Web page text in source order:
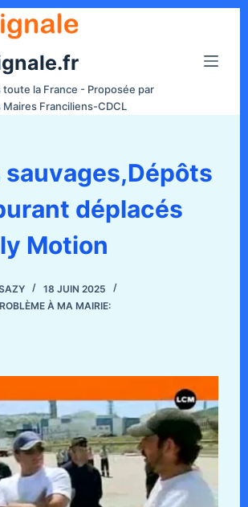
la France - Proposée par
Franciliens-CDCL
déplacés
Motion
18 JUIN 2025
À MA MAIRIE: